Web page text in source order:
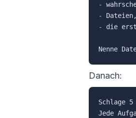
-
-
-
die
Danach:
Schlage
Jede